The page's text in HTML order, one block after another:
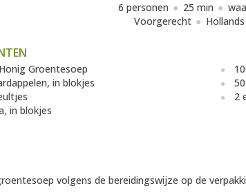
6 personen 25 min
Voorgerecht
Hollands
Groentesoep
in blokjes
in blokjes
2
volgens de bereidingswijze op de